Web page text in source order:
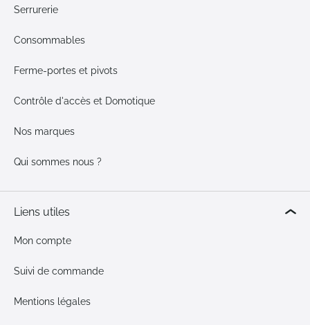
Serrurerie
Consommables
Ferme-portes et pivots
Contrôle d'accès et Domotique
Nos marques
Qui sommes nous ?
Liens utiles
Mon compte
Suivi de commande
Mentions légales